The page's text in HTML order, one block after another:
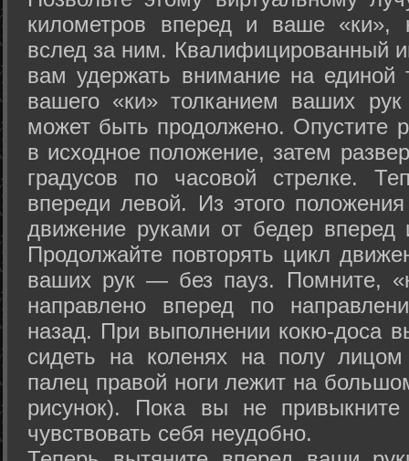
километров вперед и ваше «ки»,
вслед за ним. Квалифицированный
вам удержать внимание на единой
вашего «ки» толканием ваших
может быть продолжено. Опустите
в исходное положение, затем
градусов по часовой стрелке.
впереди левой. Из этого
движение руками от бедер вперед
Продолжайте повторять цикл
ваших рук — без пауз. Помните,
направлено вперед по
назад. При выполнении кокю-доса
сидеть на коленях на полу
палец правой ноги лежит на
рисунок). Пока вы не
чувствовать себя неудобно.